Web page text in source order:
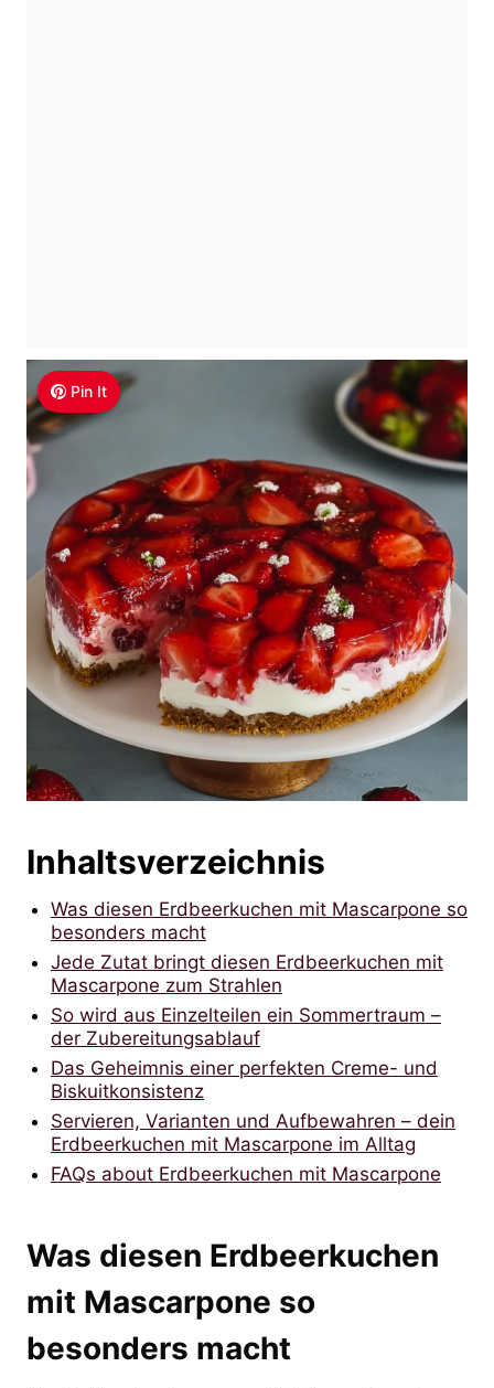
Pin It
Inhaltsverzeichnis
Was diesen Erdbeerkuchen mit Mascarpone so
besonders macht
Jede Zutat bringt diesen Erdbeerkuchen mit
Mascarpone zum Strahlen
So wird aus Einzelteilen ein Sommertraum –
der Zubereitungsablauf
Das Geheimnis einer perfekten Creme- und
Biskuitkonsistenz
Servieren, Varianten und Aufbewahren – dein
Erdbeerkuchen mit Mascarpone im Alltag
FAQs about Erdbeerkuchen mit Mascarpone
Was diesen Erdbeerkuchen
mit Mascarpone so
besonders macht